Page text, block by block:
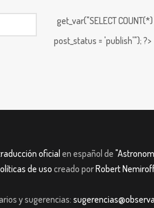
get_var("SELECT
post_status = 'publish'"); ?>
oficial en español de
de uso creado porRobert
y sugerencias: